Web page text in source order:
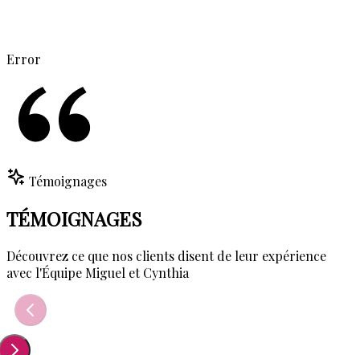
Error
Témoignages
TÉMOIGNAGES
Découvrez ce que nos clients disent de leur expérience
avec l'Équipe Miguel et Cynthia